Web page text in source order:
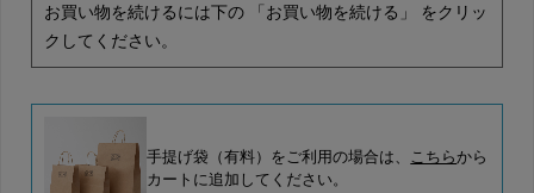
お買い物を続けるには下の 「お買い物を続ける」 をクリッ
クしてください。
手提げ袋（有料）をご利用の場合は、 こちらから
カートに追加してください。